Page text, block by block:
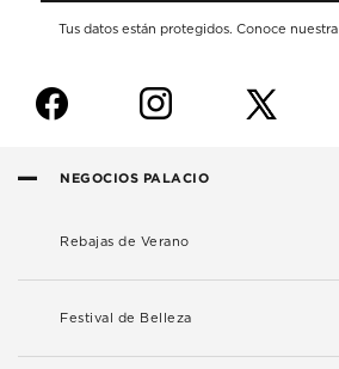
Tus datos están protegidos. Conoce nuestra
f i
NEGOCIOS PALACIO
Rebajas de Verano
Festival de Belleza